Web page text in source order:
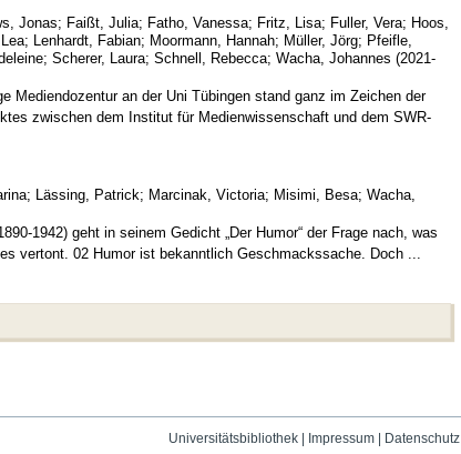
Jonas; Faißt, Julia; Fatho, Vanessa; Fritz, Lisa; Fuller, Vera; Hoos,
; Lenhardt, Fabian; Moormann, Hannah; Müller, Jörg; Pfeifle,
; Scherer, Laura; Schnell, Rebecca; Wacha, Johannes (2021-
Mediendozentur an der Uni Tübingen stand ganz im Zeichen der
zwischen dem Institut für Medienwissenschaft und dem SWR-
; Lässing, Patrick; Marcinak, Victoria; Misimi, Besa; Wacha,
1942) geht in seinem Gedicht „Der Humor“ der Frage nach, was
vertont. 02 Humor ist bekanntlich Geschmackssache. Doch ...
Universitätsbibliothek| Impressum| Datenschutz